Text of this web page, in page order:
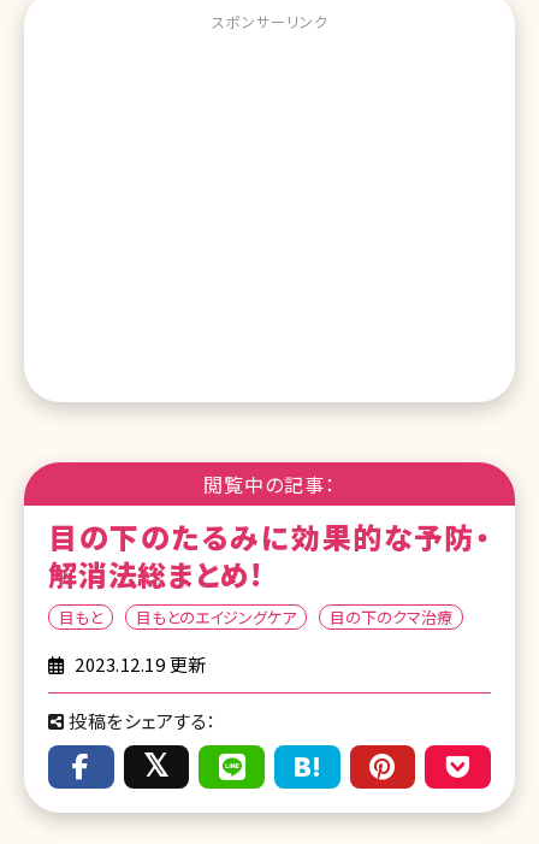
スポンサーリンク
閲覧中の記事：
目の下のたるみに効果的な予防・
解消法総まとめ!
目もと 目もとのエイジングケア 目の下のクマ治療
2023.12.19 更新
投稿をシェアする：